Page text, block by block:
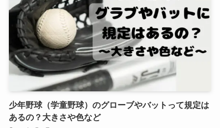
少年野球（学童野球）のグローブやバットって規定は
あるの？大きさや色など